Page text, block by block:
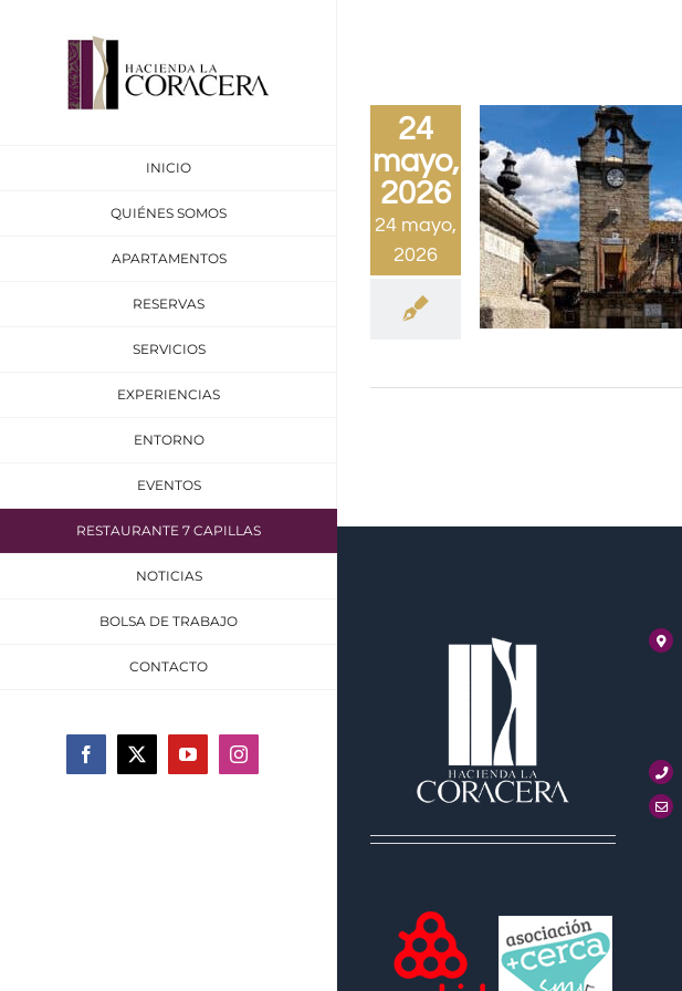
contenido
INICIO
QUIÉNES SOMOS
APARTAMENTOS
RESERVAS
SERVICIOS
EXPERIENCIAS
ENTORNO
EVENTOS
RESTAURANTE 7 CAPILLAS
NOTICIAS
BOLSA DE TRABAJO
CONTACTO
Facebook
X YouTubeInstagram
24
mayo,
2026
24 mayo,
2026